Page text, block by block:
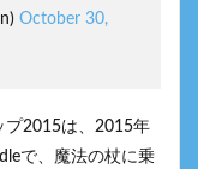
October 30,
プ2015は、2015年
で、魔法の杖に乗